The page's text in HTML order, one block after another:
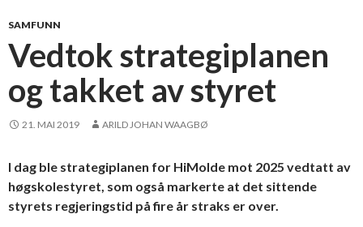
SAMFUNN
Vedtok strategiplanen
og takket av styret
21. MAI 2019 ARILD JOHAN WAAGBØ
I dag ble strategiplanen for HiMolde mot 2025 vedtatt av
høgskolestyret, som også markerte at det sittende
styrets regjeringstid på fire år straks er over.